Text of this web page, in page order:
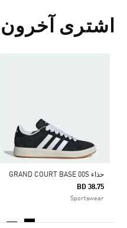
اشترى آخرون
حذاء GRAND COURT BASE 00S
BD 38.75
Sportswear